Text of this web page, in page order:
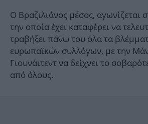
Ο Βραζιλιάνος μέσος, αγωνίζεται
την οποία έχει καταφέρει να
τραβήξει πάνω του όλα τα
ευρωπαϊκών συλλόγων, με την
Γιουνάιτεντ να δείχνει το
από όλους.